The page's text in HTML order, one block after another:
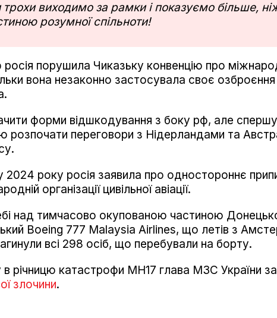
виходимо за рамки і показуємо більше,
розумної спільноти!
росія порушила Чиказьку конвенцію про
вона незаконно застосувала своє
форми відшкодування з боку рф, але
розпочати переговори з Нідерландами та
року росія заявила про одностороннє
організації цивільної авіації.
над тимчасово окупованою частиною
Boeing 777 Malaysia Airlines, що летів з
всі 298 осіб, що перебували на борту.
в річницю катастрофи MH17 глава МЗС України
злочини.